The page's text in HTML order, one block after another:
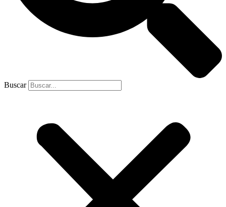
Buscar